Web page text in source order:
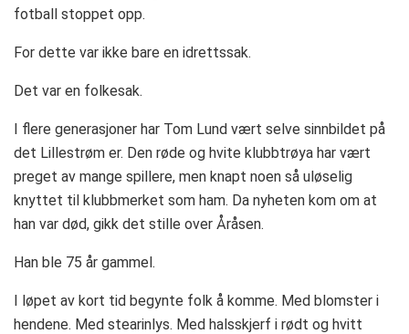
fotball stoppet opp.
For dette var ikke bare en idrettssak.
Det var en folkesak.
I flere generasjoner har Tom Lund vært selve sinnbildet på
det Lillestrøm er. Den røde og hvite klubbtrøya har vært
preget av mange spillere, men knapt noen så uløselig
knyttet til klubbmerket som ham. Da nyheten kom om at
han var død, gikk det stille over Åråsen.
Han ble 75 år gammel.
I løpet av kort tid begynte folk å komme. Med blomster i
hendene. Med stearinlys. Med halsskjerf i rødt og hvitt